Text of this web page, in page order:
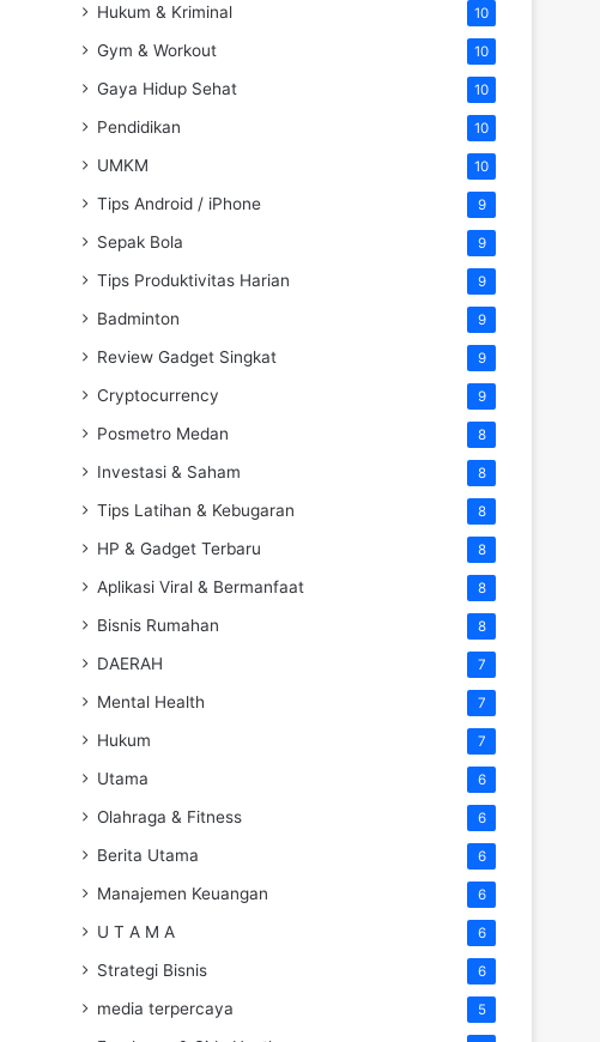
Hukum & Kriminal 10
Gym & Workout 10
Gaya Hidup Sehat 10
Pendidikan 10
UMKM 10
Tips Android / iPhone 9
Sepak Bola 9
Tips Produktivitas Harian 9
Badminton 9
Review Gadget Singkat 9
Cryptocurrency 9
Posmetro Medan 8
Investasi & Saham 8
Tips Latihan & Kebugaran 8
HP & Gadget Terbaru 8
Aplikasi Viral & Bermanfaat 8
Bisnis Rumahan 8
DAERAH 7
Mental Health 7
Hukum 7
Utama 6
Olahraga & Fitness 6
Berita Utama 6
Manajemen Keuangan 6
U T A M A 6
Strategi Bisnis 6
media terpercaya 5